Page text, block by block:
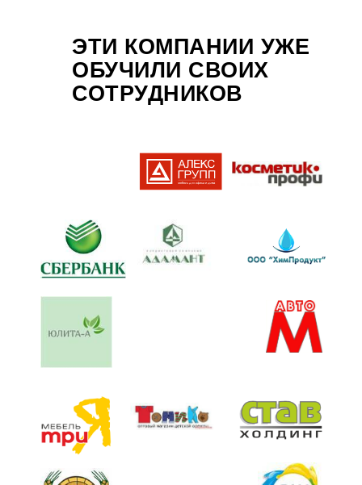
ЭТИ КОМПАНИИ УЖЕ
ОБУЧИЛИ СВОИХ
СОТРУДНИКОВ